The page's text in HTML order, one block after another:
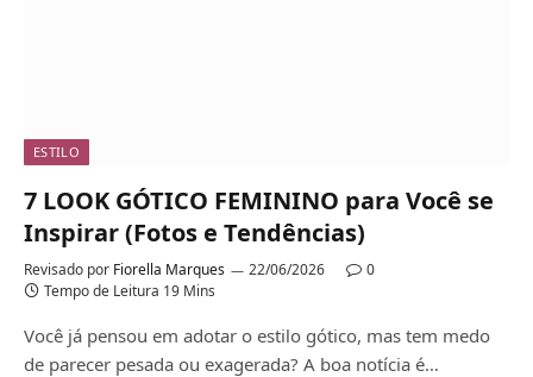
ESTILO
7 LOOK GÓTICO FEMININO para Você se
Inspirar (Fotos e Tendências)
Revisado por Fiorella Marques 22/06/2026
0
Tempo de Leitura 19 Mins
Você já pensou em adotar o estilo gótico, mas tem medo
de parecer pesada ou exagerada? A boa notícia é…